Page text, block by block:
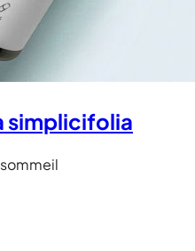
simplicifolia